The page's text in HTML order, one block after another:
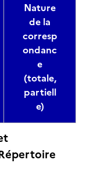
Nature
de la
corresp
ondanc
e
(totale,
partiell
e)